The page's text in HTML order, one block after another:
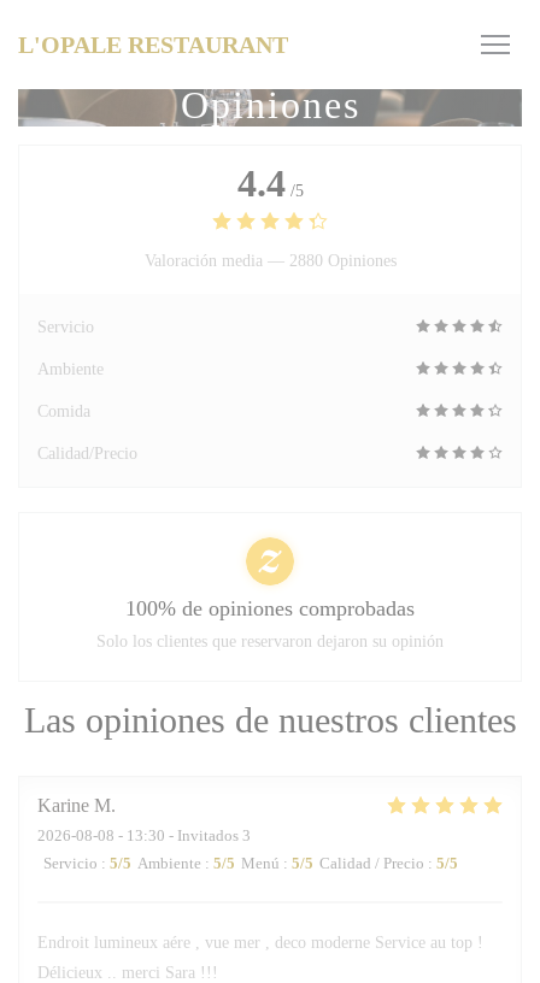
L'OPALE RESTAURANT
Opiniones
Las opiniones de nuestros clientes
Karine M
2026-08-08 - 13:30 - Invitados 3
Servicio : 5/5 Ambiente : 5/5 Menú : 5/5 Calidad / Precio : 5/5
Endroit lumineux aére , vue mer , deco moderne Service au top !
Délicieux .. merci Sara !!!
4.4 /5
Valoración media — 2880 Opiniones
Servicio
Ambiente
Comida
Calidad/Precio
100% de opiniones comprobadas
Solo los clientes que reservaron dejaron su opinión